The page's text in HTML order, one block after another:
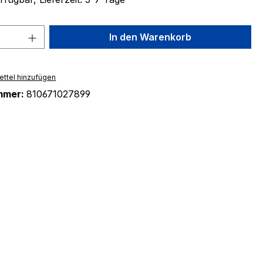
Anzahl: Gib den gewünschten Wert
In den Warenkorb
hinzufügen
810671027899